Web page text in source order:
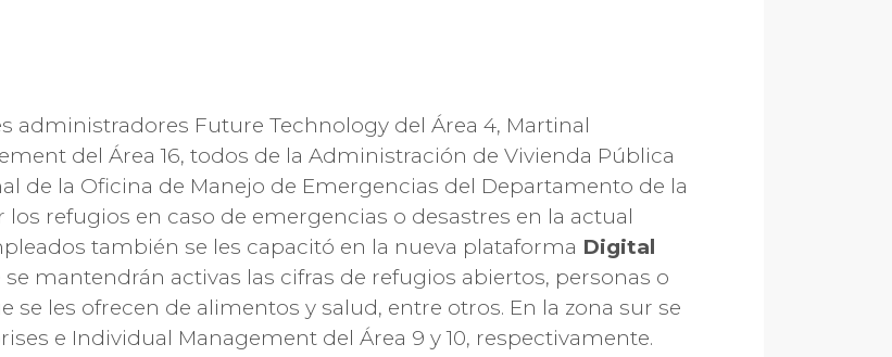
administradores Future Technology del Área 4, Martinal
del Área 16, todos de la Administración de Vivienda Pública
de la Oficina de Manejo de Emergencias del Departamento de la
refugios en caso de emergencias o desastres en la actual
también se les capacitó en la nueva plataforma Digital
mantendrán activas las cifras de refugios abiertos, personas o
se les ofrecen de alimentos y salud, entre otros. En la zona sur se
e Individual Management del Área 9 y 10, respectivamente.